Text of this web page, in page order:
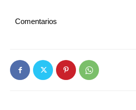
Comentarios